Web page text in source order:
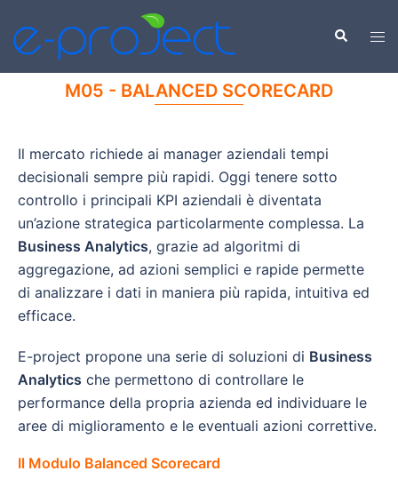
M05 - BALANCED SCORECARD
Il mercato richiede ai manager aziendali tempi
decisionali sempre più rapidi. Oggi tenere sotto
controllo i principali KPI aziendali è diventata
un’azione strategica particolarmente complessa. La
Business Analytics, grazie ad algoritmi di
aggregazione, ad azioni semplici e rapide permette
di analizzare i dati in maniera più rapida, intuitiva ed
efficace.
E-project propone una serie di soluzioni di Business
Analytics che permettono di controllare le
performance della propria azienda ed individuare le
aree di miglioramento e le eventuali azioni correttive.
Il Modulo Balanced Scorecard